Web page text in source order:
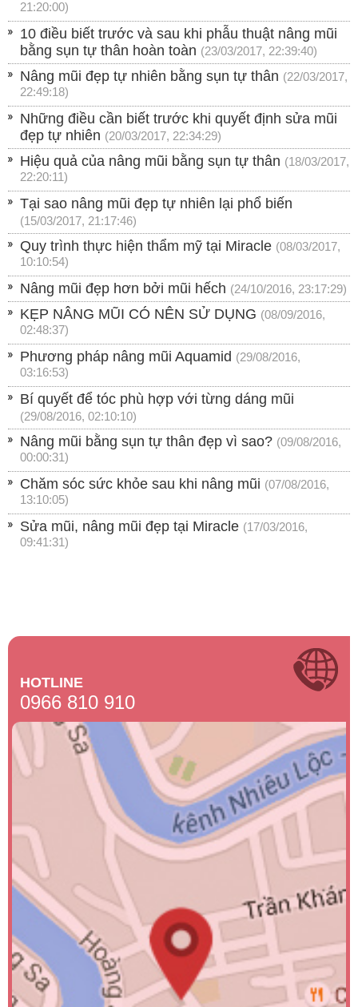
21:20:00)
10 điều biết trước và sau khi phẫu thuật nâng mũi
bằng sụn tự thân hoàn toàn (23/03/2017, 22:39:40)
Nâng mũi đẹp tự nhiên bằng sụn tự thân (22/03/2017,
22:49:18)
Những điều cần biết trước khi quyết định sửa mũi
đẹp tự nhiên (20/03/2017, 22:34:29)
Hiệu quả của nâng mũi bằng sụn tự thân (18/03/2017,
22:20:11)
Tại sao nâng mũi đẹp tự nhiên lại phổ biến
(15/03/2017, 21:17:46)
Quy trình thực hiện thẩm mỹ tại Miracle (08/03/2017,
10:10:54)
Nâng mũi đẹp hơn bởi mũi hếch (24/10/2016, 23:17:29)
KẸP NÂNG MŨI CÓ NÊN SỬ DỤNG (08/09/2016,
02:48:37)
Phương pháp nâng mũi Aquamid (29/08/2016,
03:16:53)
Bí quyết để tóc phù hợp với từng dáng mũi
(29/08/2016, 02:10:10)
Nâng mũi bằng sụn tự thân đẹp vì sao? (09/08/2016,
00:00:31)
Chăm sóc sức khỏe sau khi nâng mũi (07/08/2016,
13:10:05)
Sửa mũi, nâng mũi đẹp tại Miracle (17/03/2016,
09:41:31)
HOTLINE
0966 810 910